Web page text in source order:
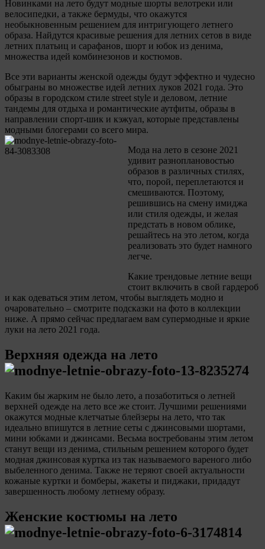
Новинками на лето будут модные шорты велотреки или
велосипедки, а также бермуды, что окажутся
необыкновенным решением для интригующего летнего
образа. Найдутся красивые решения для летних сетов в виде
летних платьиц и сарафанов, шорт и юбок из денима,
множества идей комбинезонов и костюмов.
Все эти варианты женской одежды будут эффектно и чудесно
обыграны во множестве идей летних луков 2021 года. Это
образы в городском стиле street style и деловом, летние
тандемы для отдыха и романтические аутфиты, образы в
направлении спорт-шик и кэжуал, которые представлены
модными блогерами со всего мира.
Мода на лето в сезоне 2021
удивит разноплановостью
образов в различных стилях,
что, порой, переплетаются и
смешиваются. Поэтому,
решившись на смену имиджа
или стиля одежды, и желая
предстать в новом облике,
решайтесь на это летом, когда
реализовать это будет намного
легче.
Какие трендовые летние вещи
стоит включить в свой гардероб
и как одеваться этим летом, чтобы выглядеть модно и
очаровательно – смотрите подсказки на фото в коллекции
ниже. А прямо сейчас предлагаем вам супермодные и яркие
луки на лето 2021 года.
Верхняя одежда на лето
Каким бы жарким не было лето, а позаботиться о летней
верхней одежде на лето все же стоит. Лучшими решениями
окажутся модные клетчатые блейзеры на лето, что так
идеально впишутся в летние сеты с джинсовыми шортами,
мини юбками и джинсами. Весьма востребованы этим летом
станут вещи из денима, стильным решением которого будет
модная джинсовая куртка из так называемого вареного либо
выбеленного денима. Также не теряют своей актуальности
кожаные куртки и бомберы, жакеты и пиджаки, придадут
завершенность любому летнему образу.
Женские костюмы на лето